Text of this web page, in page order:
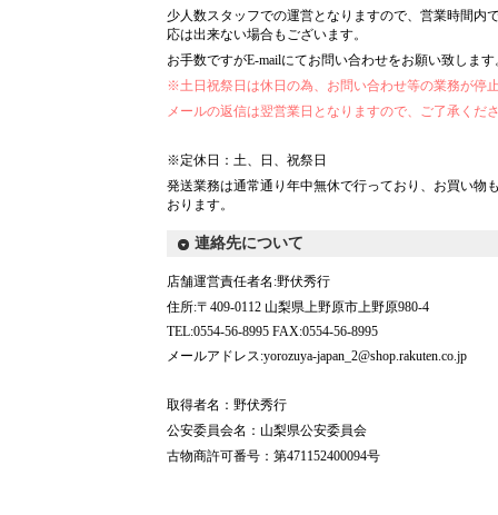
少人数スタッフでの運営となりますので、営業時間内
応は出来ない場合もございます。
お手数ですがE-mailにてお問い合わせをお願い致します
※土日祝祭日は休日の為、お問い合わせ等の業務が停
メールの返信は翌営業日となりますので、ご了承くだ
※定休日：土、日、祝祭日
発送業務は通常通り年中無休で行っており、お買い物
おります。
連絡先について
店舗運営責任者名:野伏秀行
住所:〒409-0112 山梨県上野原市上野原980-4
TEL:0554-56-8995 FAX:0554-56-8995
メールアドレス:yorozuya-japan_2@shop.rakuten.co.jp
取得者名：野伏秀行
公安委員会名：山梨県公安委員会
古物商許可番号：第471152400094号